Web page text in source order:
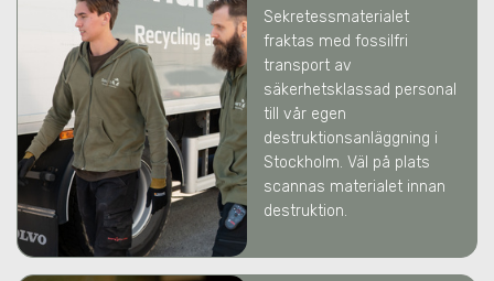
Sekretessmaterialet
fraktas med fossilfri
transport av
säkerhetsklassad personal
till vår egen
destruktionsanläggning i
Stockholm. Väl på plats
scannas materialet innan
destruktion.